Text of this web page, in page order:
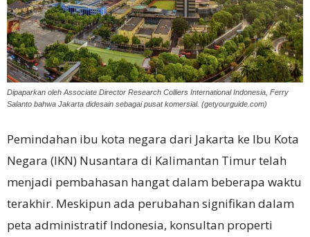
Dipaparkan oleh Associate Director Research Colliers International Indonesia, Ferry
Salanto bahwa Jakarta didesain sebagai pusat komersial. (getyourguide.com)
Pemindahan ibu kota negara dari Jakarta ke Ibu Kota
Negara (IKN) Nusantara di Kalimantan Timur telah
menjadi pembahasan hangat dalam beberapa waktu
terakhir. Meskipun ada perubahan signifikan dalam
peta administratif Indonesia, konsultan properti